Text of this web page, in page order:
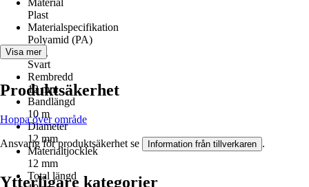
Material
Plast
Materialspecifikation
Polyamid (PA)
Färg
Svart
Rembredd
12 mm
Bandlängd
10 m
Diameter
12 mm
Materialtjocklek
12 mm
Total längd
Visa mer
Produktsäkerhet
Hoppa över område
Ansvarig för produktsäkerhet se Information från tillverkaren .
Ytterligare kategorier